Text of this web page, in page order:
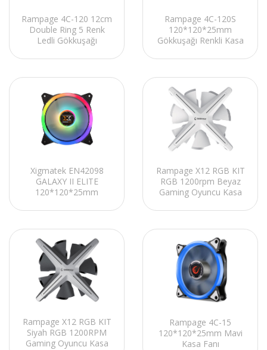
Rampage 4C-120 12cm
Double Ring 5 Renk
Ledli Gökkuşağı
Rampage 4C-120S
120*120*25mm
Gökkuşağı Renkli Kasa
Xigmatek EN42098
GALAXY II ELITE
120*120*25mm
Panel+Kumandalı Kasa
Rampage X12 RGB KIT
RGB 1200rpm Beyaz
Gaming Oyuncu Kasa
Rampage X12 RGB KIT
Siyah RGB 1200RPM
Gaming Oyuncu Kasa
Rampage 4C-15
120*120*25mm Mavi
Kasa Fanı